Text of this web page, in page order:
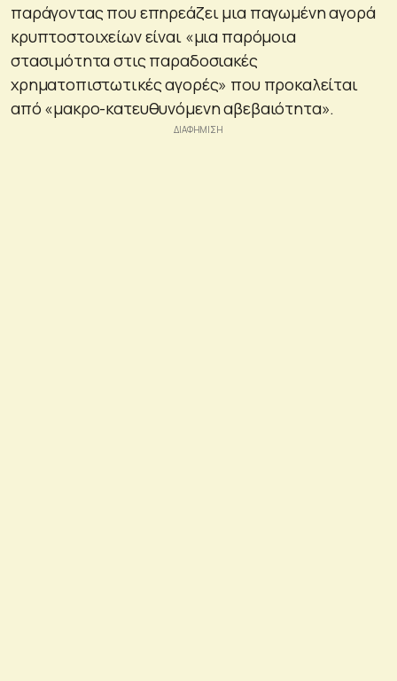
παράγοντας που επηρεάζει μια παγωμένη αγορά
κρυπτοστοιχείων είναι «μια παρόμοια
στασιμότητα στις παραδοσιακές
χρηματοπιστωτικές αγορές» που προκαλείται
από «μακρο-κατευθυνόμενη αβεβαιότητα».